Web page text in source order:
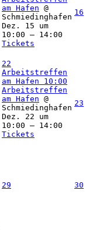
am Hafen @
Schmiedinghafen
Dez. 15 um
10:00 – 14:00
Tickets
16
22
Arbeitstreffen
am Hafen 10:00
Arbeitstreffen
am Hafen @
Schmiedinghafen
Dez. 22 um
10:00 – 14:00
Tickets
23
29 30